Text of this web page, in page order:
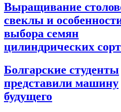
Выращивание
свеклы и
выбора семян
цилиндрических
Болгарские студенты
представили машину
будущего